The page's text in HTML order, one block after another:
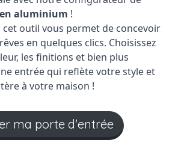
aluminium !
cet outil vous permet de concevoir
en quelques clics. Choisissez
les finitions et bien plus
entrée qui reflète votre style et
à votre maison !
ma porte d'entrée